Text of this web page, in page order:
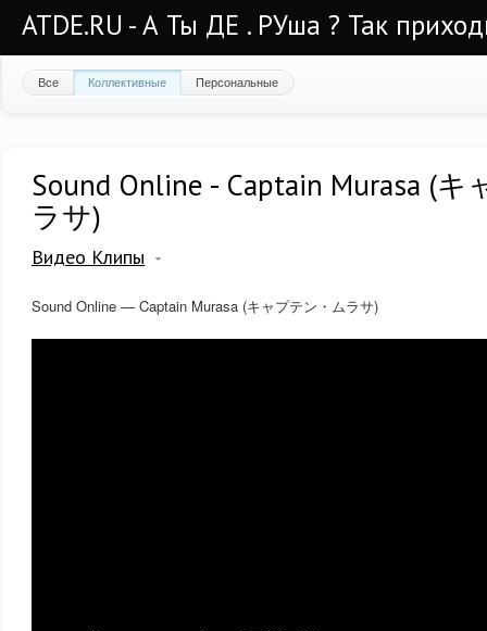
ATDE.RU - А Ты ДЕ . РУша ? Так
Все Коллективные Персональные
Sound Online - Captain Murasa (
ラサ)
Видео Клипы
Sound Online — Captain Murasa (キャプテン・ムラサ)